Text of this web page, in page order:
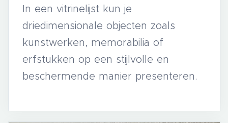
In een vitrinelijst kun je
driedimensionale objecten zoals
kunstwerken, memorabilia of
erfstukken op een stijlvolle en
beschermende manier presenteren.